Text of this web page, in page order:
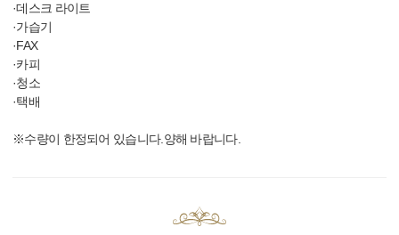
·데스크 라이트
·가습기
·FAX
·카피
·청소
·택배
※수량이 한정되어 있습니다.양해 바랍니다.